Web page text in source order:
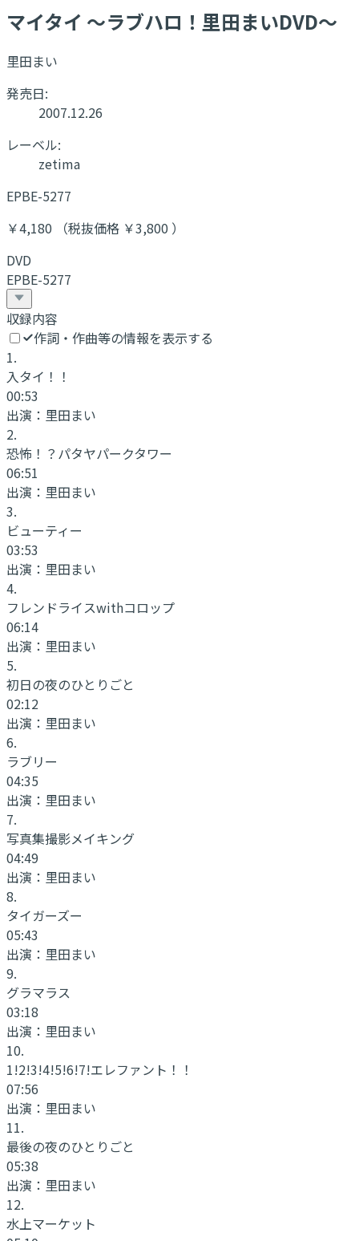
マイタイ 〜ラブハロ！里田まいDVD〜
里田まい
発売日:
2007.12.26
レーベル:
zetima
EPBE-5277
￥4,180 （税抜価格 ￥3,800 ）
DVD
EPBE-5277
収録内容
作詞・作曲等の情報を表示する
1.
入タイ！！
00:53
出演： 里田まい
2.
恐怖！？パタヤパークタワー
06:51
出演： 里田まい
3.
ビューティー
03:53
出演： 里田まい
4.
フレンドライスwithコロップ
06:14
出演： 里田まい
5.
初日の夜のひとりごと
02:12
出演： 里田まい
6.
ラブリー
04:35
出演： 里田まい
7.
写真集撮影メイキング
04:49
出演： 里田まい
8.
タイガーズー
05:43
出演： 里田まい
9.
グラマラス
03:18
出演： 里田まい
10.
1!2!3!4!5!6!7!エレファント！！
07:56
出演： 里田まい
11.
最後の夜のひとりごと
05:38
出演： 里田まい
12.
水上マーケット